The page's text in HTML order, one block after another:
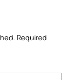
Required